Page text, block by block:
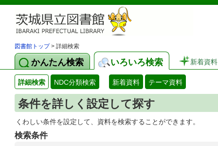
図書館トップ> 詳細検索
かんたん検索 いろいろ検索 新着資料
詳細検索 NDC分類検索 新着資料 テーマ資料
条件を詳しく設定して探す
くわしい条件を設定して、資料を検索することができます。
検索条件